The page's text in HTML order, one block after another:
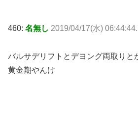
460: 名無し 2019/04/17(水)
バルサデリフトとデヨング両取りと
黄金期やんけ